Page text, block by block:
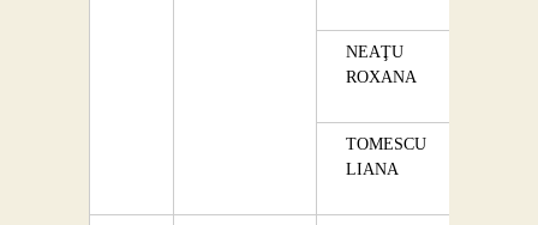
NEAŢU
ROXANA
TOMESCU
LIANA